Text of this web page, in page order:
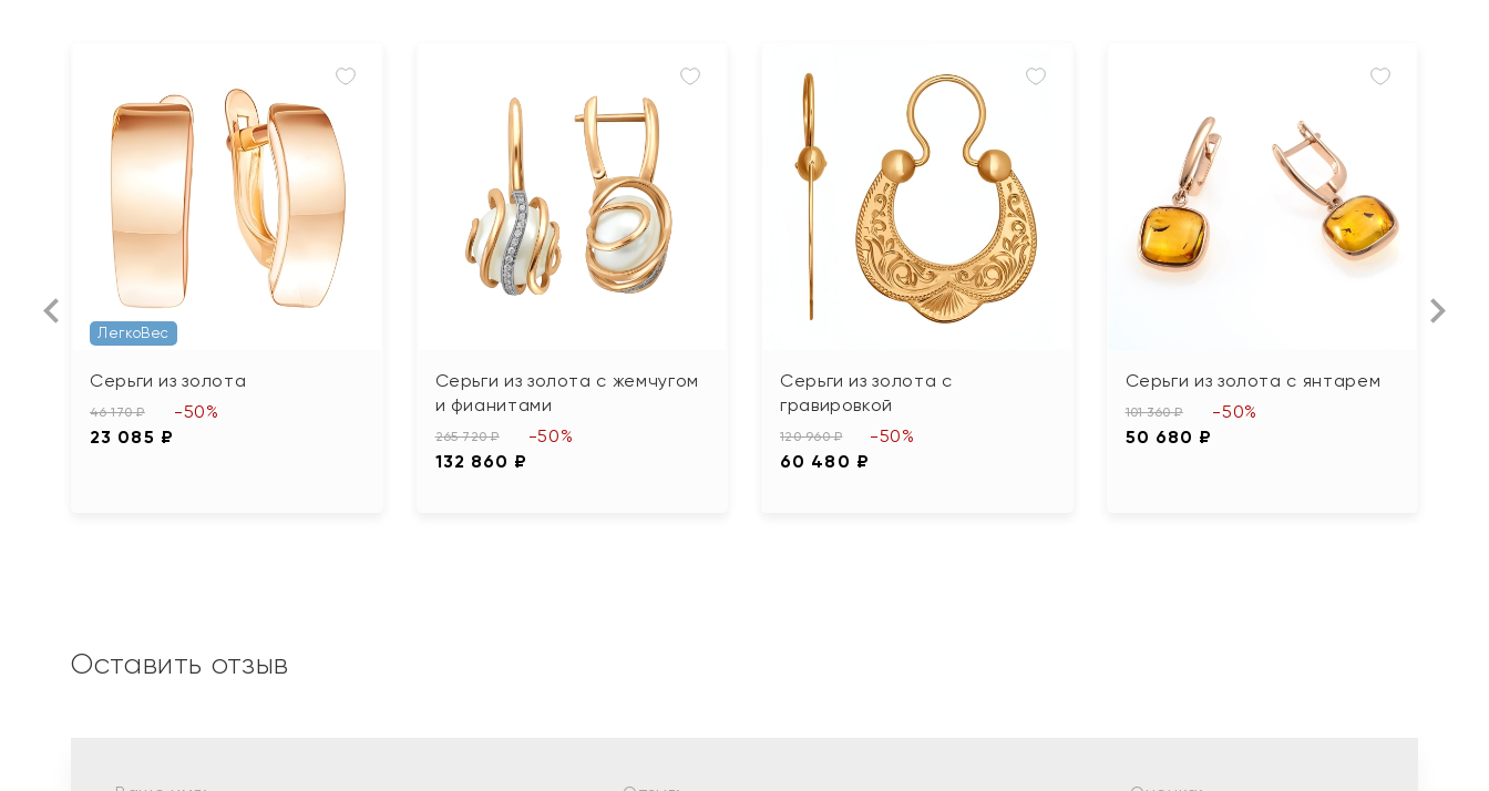
ЛегкоВес
Серьги из золота
46 170 ₽
23 085 ₽
-50%
Серьги из золота с жемчугом
и фианитами
265 720 ₽
132 860 ₽
-50%
Серьги из золота с
гравировкой
120 960 ₽
60 480 ₽
-50%
Серьги из золота с янтарем
101 360 ₽
50 680 ₽
-50%
Оставить отзыв